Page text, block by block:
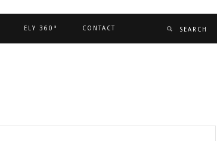
ELY 360° CONTACT